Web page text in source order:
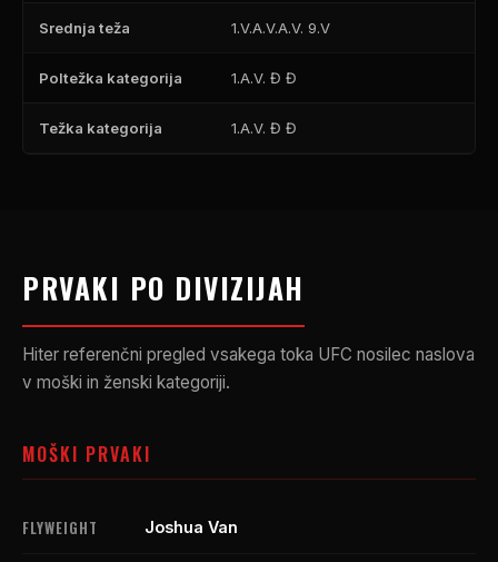
Srednja teža 1.V.A.V.A.V. 9.V
Poltežka kategorija 1.A.V. Đ Đ
Težka kategorija 1.A.V. Đ Đ
PRVAKI PO DIVIZIJAH
Hiter referenčni pregled vsakega toka UFC nosilec naslova
v moški in ženski kategoriji.
MOŠKI PRVAKI
FLYWEIGHT Joshua Van